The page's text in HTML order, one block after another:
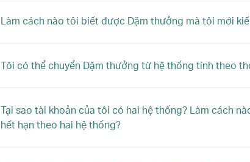
Làm cách nào tôi biết được Dặm thưởng mà tôi mới
Tôi có thể chuyển Dặm thưởng từ hệ thống tính theo
Tại sao tài khoản của tôi có hai hệ thống? Làm cách
hết hạn theo hai hệ thống?